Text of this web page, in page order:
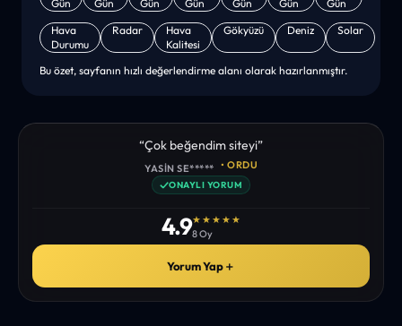
Gün Gün Gün Gün Gün Gün
Gün
Hava
Durumu
Radar
Hava
Kalitesi
Gökyüzü Deniz Solar
Bu özet, sayfanın hızlı değerlendirme alanı olarak hazırlanmıştır.
• ORDU
✓ONAYLI YORUM
4.9★★★★★
8 Oy
Yorum Yap＋